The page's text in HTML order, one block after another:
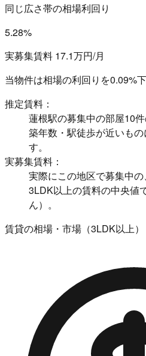
同じ広さ帯の相場利回り
5.28%
実募集賃料 17.1万円/月
当物件は相場の利回りを0.09%
推定賃料：
蓮根駅の募集中の部屋10
築年数・駅徒歩が近いも
す。
実募集賃料：
実際にこの地区で募集中
3LDK以上の賃料の中央値
ん）。
賃貸の相場・市場（3LDK以上）